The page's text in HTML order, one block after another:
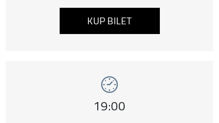
KUP BILET
Godzina wydarzenia,
19:00